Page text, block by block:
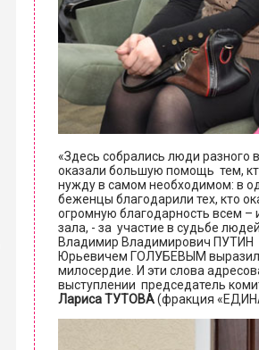
«Здесь собрались люди разного
оказали большую помощь тем,
нужду в самом необходимом: в
беженцы благодарили тех, кто
огромную благодарность всем –
зала, - за участие в судьбе
Владимир Владимирович ПУТИН
Юрьевичем ГОЛУБЕВЫМ выразил
милосердие. И эти слова
выступлении председатель
Лариса ТУТОВА(фракция